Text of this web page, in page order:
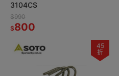
3104CS
$990
$800
45
折